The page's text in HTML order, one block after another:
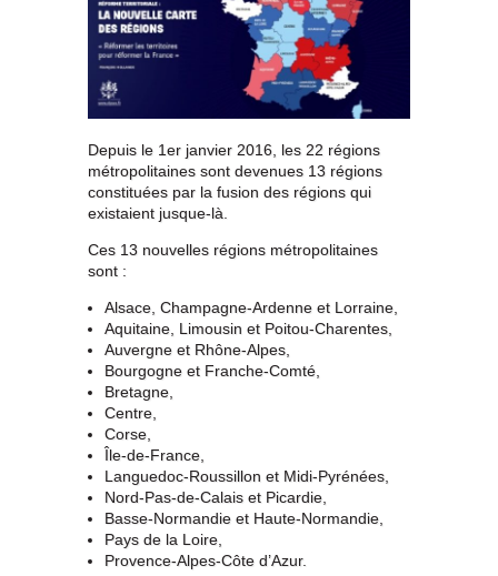
Depuis le 1er janvier 2016, les 22 régions
métropolitaines sont devenues 13 régions
constituées par la fusion des régions qui
existaient jusque-là.
Ces 13 nouvelles régions métropolitaines
sont :
Alsace, Champagne-Ardenne et Lorraine,
Aquitaine, Limousin et Poitou-Charentes,
Auvergne et Rhône-Alpes,
Bourgogne et Franche-Comté,
Bretagne,
Centre,
Corse,
Île-de-France,
Languedoc-Roussillon et Midi-Pyrénées,
Nord-Pas-de-Calais et Picardie,
Basse-Normandie et Haute-Normandie,
Pays de la Loire,
Provence-Alpes-Côte d’Azur.